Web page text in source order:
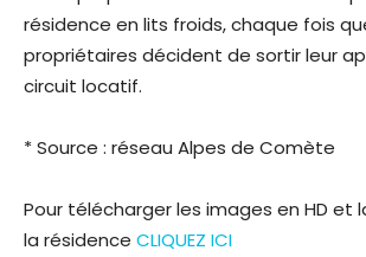
résidence en lits froids, chaque fois
propriétaires décident de sortir leur
circuit locatif.
* Source : réseau Alpes de Comète
Pour télécharger les images en HD et
la résidence CLIQUEZ ICI